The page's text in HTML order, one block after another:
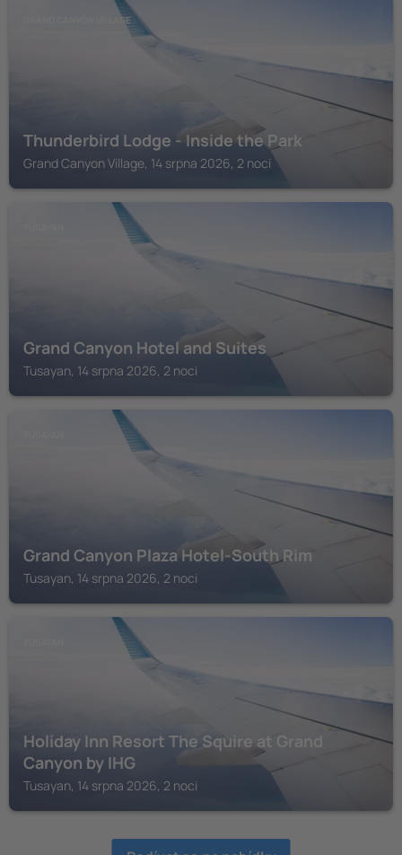
GRAND CANYON VILLAGE
Thunderbird Lodge - Inside the Park
Grand Canyon Village, 14 srpna 2026, 2 noci
Grand Canyon Hotel and Suites
Tusayan, 14 srpna 2026, 2 noci
Grand Canyon Plaza Hotel-South Rim
Tusayan, 14 srpna 2026, 2 noci
Holiday Inn Resort The Squire at Grand
Canyon by IHG
Tusayan, 14 srpna 2026, 2 noci